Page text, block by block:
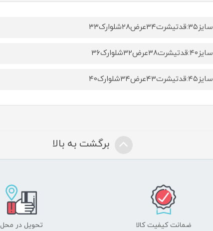
سایز۳۵:قدتیشرت۳۴عرض۲۸شلوارک۳۳
سایز۴۰:قدتیشرت۳۸عرض۳۲شلوارک۳۶
سایز۴۵:قدتیشرت۴۳عرض۳۴شلوارک۴۰
برگشت به بالا
ضمانت کیفیت کالا تحویل در محل